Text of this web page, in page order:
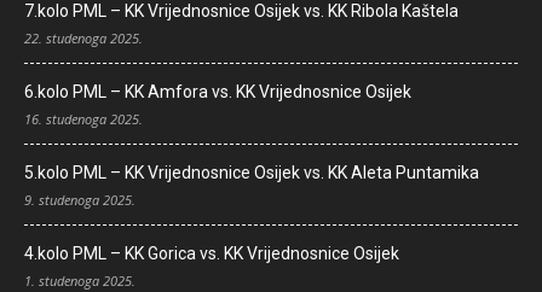
7.kolo PML – KK Vrijednosnice Osijek vs. KK Ribola Kaštela
22. studenoga 2025.
6.kolo PML – KK Amfora vs. KK Vrijednosnice Osijek
16. studenoga 2025.
5.kolo PML – KK Vrijednosnice Osijek vs. KK Aleta Puntamika
9. studenoga 2025.
4.kolo PML – KK Gorica vs. KK Vrijednosnice Osijek
1. studenoga 2025.